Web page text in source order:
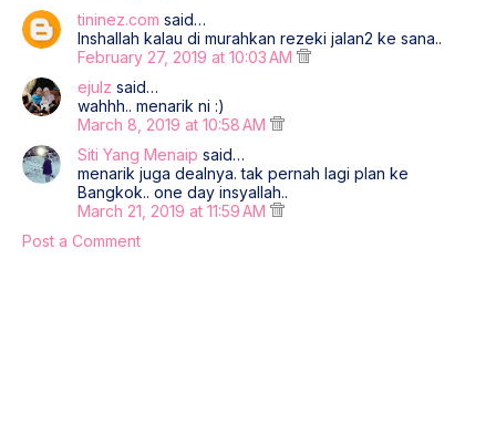
tininez.com said…
Inshallah kalau di murahkan rezeki jalan2 ke sana..
February 27, 2019 at 10:03 AM
ejulz said…
wahhh.. menarik ni :)
March 8, 2019 at 10:58 AM
Siti Yang Menaip said…
menarik juga dealnya. tak pernah lagi plan ke
Bangkok.. one day insyallah..
March 21, 2019 at 11:59 AM
Post a Comment